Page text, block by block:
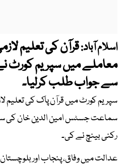
اسلام آباد:قرآن کی تعلیم
معاملے میں سپریم کورٹ
سے جواب طلب کرلیا۔
سپریم کورٹ میں قرآن پاک کی تعلیم
رکنی بینچ نے کی۔
عدالت میں وفاق، پنجاب اور